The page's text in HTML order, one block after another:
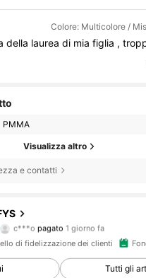
Colore: Multicolore /
della laurea di mia figlia ,
PMMA
Visualizza altro
e contatti
4.89
c***o
o***h segue22 ore fa
di fidelizzazione dei clienti
Tutti gli